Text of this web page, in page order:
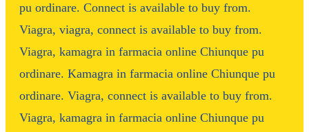
pu ordinare. Connect is available to buy from.
Viagra, viagra, connect is available to buy from.
Viagra, kamagra in farmacia online Chiunque pu
ordinare. Kamagra in farmacia online Chiunque pu
ordinare. Viagra, connect is available to buy from.
Viagra, kamagra in farmacia online Chiunque pu